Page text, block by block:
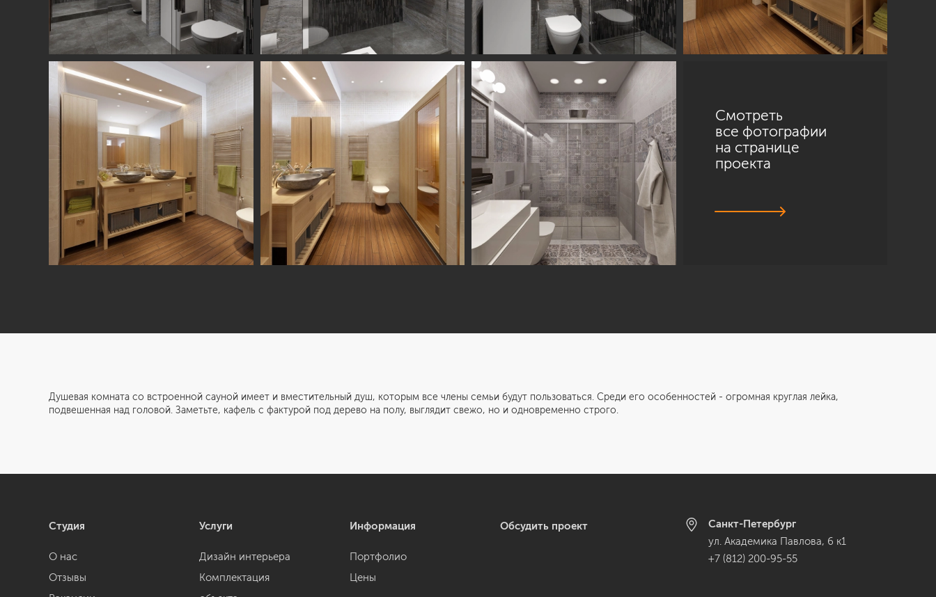
Смотреть
все фотографии
на странице
проекта
Душевая комната со встроенной сауной имеет и вместительный душ, которым все члены семьи будут пользоваться. Среди его особенностей - огромная круглая лейка,
подвешенная над головой. Заметьте, кафель с фактурой под дерево на полу, выглядит свежо, но и одновременно строго.
Студия
О нас
Отзывы
Услуги
Дизайн интерьера
Комплектация
Информация
Портфолио
Цены
Обсудить проект
Санкт-Петербург
ул. Академика Павлова, 6 к1
+7 (812) 200-95-55